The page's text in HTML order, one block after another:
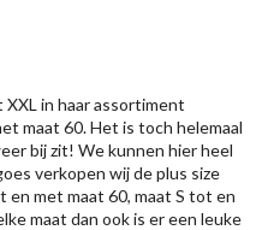
in haar assortiment
maat 60. Het is toch helemaal
bij zit! We kunnen hier heel
verkopen wij de plus size
en met maat 60, maat S tot en
maat dan ook is er een leuke